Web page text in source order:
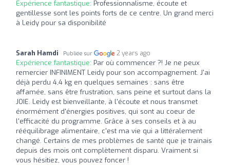
Expérience fantastique: Professionnalisme, écoute et
gentillesse sont les points forts de ce centre. Un grand merci
à Leidy pour sa disponibilité
Sarah Hamdi Publiée sur 2 years ago
Expérience fantastique: Par où commencer ?! Je ne peux
remercier INFINIMENT Leidy pour son accompagnement. J'ai
déjà perdu 4,4 kg en quelques semaines : sans être
affamée, sans être frustration, sans peine et surtout dans la
JOIE. Leidy est bienveillante, à l'écoute et nous transmet
énormément d'énergies positives, qui sont au coeur de
l'efficacité du programme. Grâce à ses conseils et à au
rééquilibrage alimentaire, c'est ma vie qui a littéralement
changé. Certains de mes problèmes de santé que je trainais
depuis des mois ont complètement disparu. Vraiment si
vous hésitiez, vous pouvez foncer !